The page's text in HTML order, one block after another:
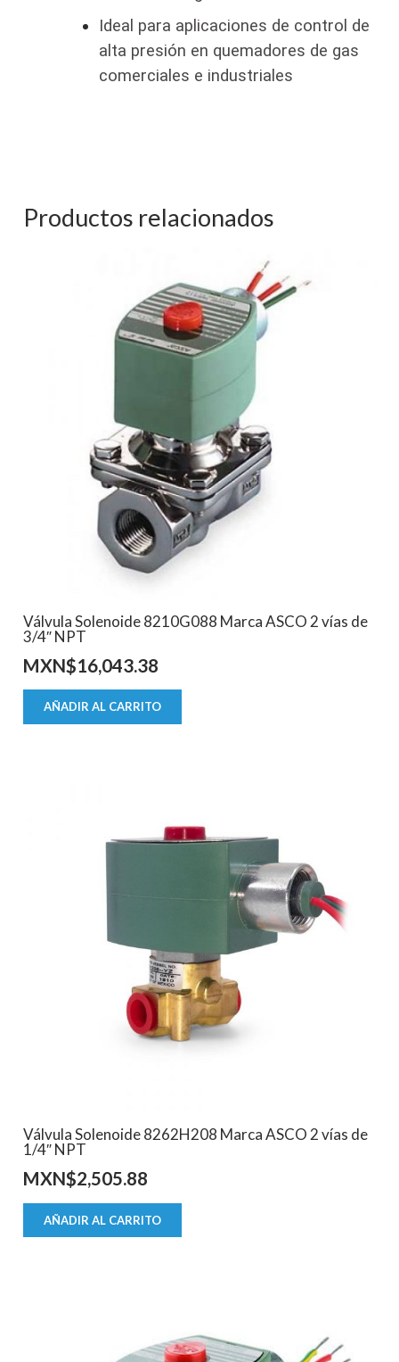
Ideal para aplicaciones de control de
alta presión en quemadores de gas
comerciales e industriales
Productos relacionados
Válvula Solenoide 8210G088 Marca ASCO 2 vías de
3/4″ NPT
MXN$16,043.38
AÑADIR AL CARRITO
Válvula Solenoide 8262H208 Marca ASCO 2 vías de
1/4″ NPT
MXN$2,505.88
AÑADIR AL CARRITO